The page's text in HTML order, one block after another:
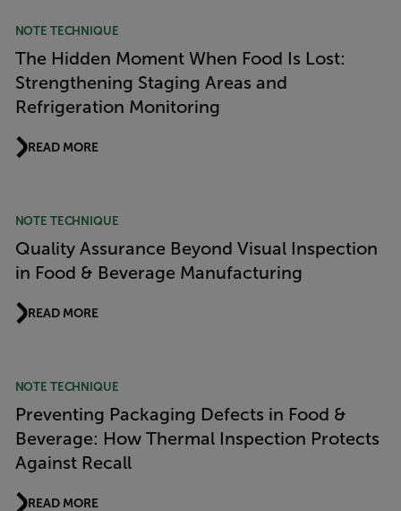
NOTE TECHNIQUE
The Hidden Moment When Food Is Lost:
Strengthening Staging Areas and
Refrigeration Monitoring
READ MORE
NOTE TECHNIQUE
Quality Assurance Beyond Visual Inspection
in Food & Beverage Manufacturing
READ MORE
NOTE TECHNIQUE
Preventing Packaging Defects in Food &
Beverage: How Thermal Inspection Protects
Against Recall
READ MORE